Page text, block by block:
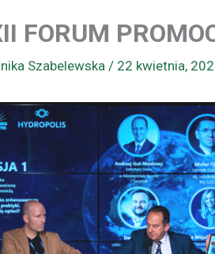
FORUM
Szabelewska/ 22 kwietnia,